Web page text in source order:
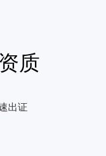
质
出证